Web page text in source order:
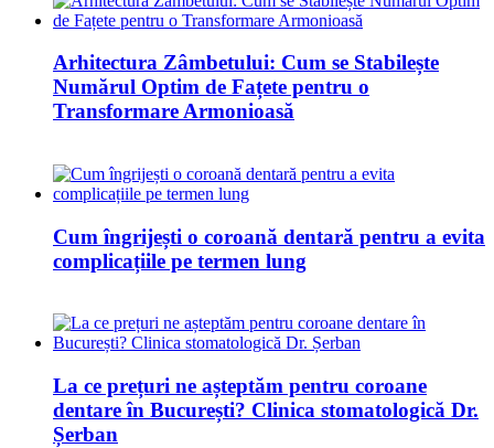
Arhitectura Zâmbetului: Cum se Stabilește
Numărul Optim de Fațete pentru o
Transformare Armonioasă
Cum îngrijești o coroană dentară pentru a evita
complicațiile pe termen lung
La ce prețuri ne așteptăm pentru coroane
dentare în București? Clinica stomatologică Dr.
Șerban